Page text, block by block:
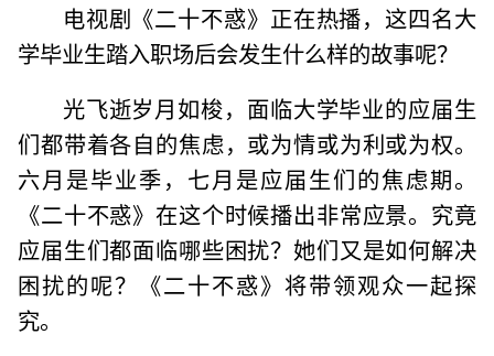
电视剧《二十不惑》正在热播，这四名大
学毕业生踏入职场后会发生什么样的故事呢？
光飞逝岁月如梭，面临大学毕业的应届生
们都带着各自的焦虑，或为情或为利或为权。
六月是毕业季，七月是应届生们的焦虑期。
《二十不惑》在这个时候播出非常应景。究竟
应届生们都面临哪些困扰？她们又是如何解决
困扰的呢？《二十不惑》将带领观众一起探
究。